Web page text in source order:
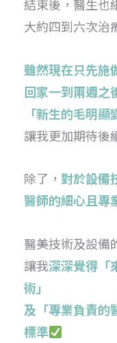
結束後，醫生也
大約四到六次治
雖然現在只先施
回家一到兩週之
「新生的毛明顯
讓我更加期待後
除了， 對於設備
醫師的細心且專
醫美技術及設備
讓我深深覺得「
術」
及「專業負責的
標準